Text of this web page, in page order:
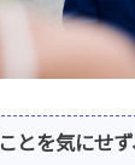
とを気にせ